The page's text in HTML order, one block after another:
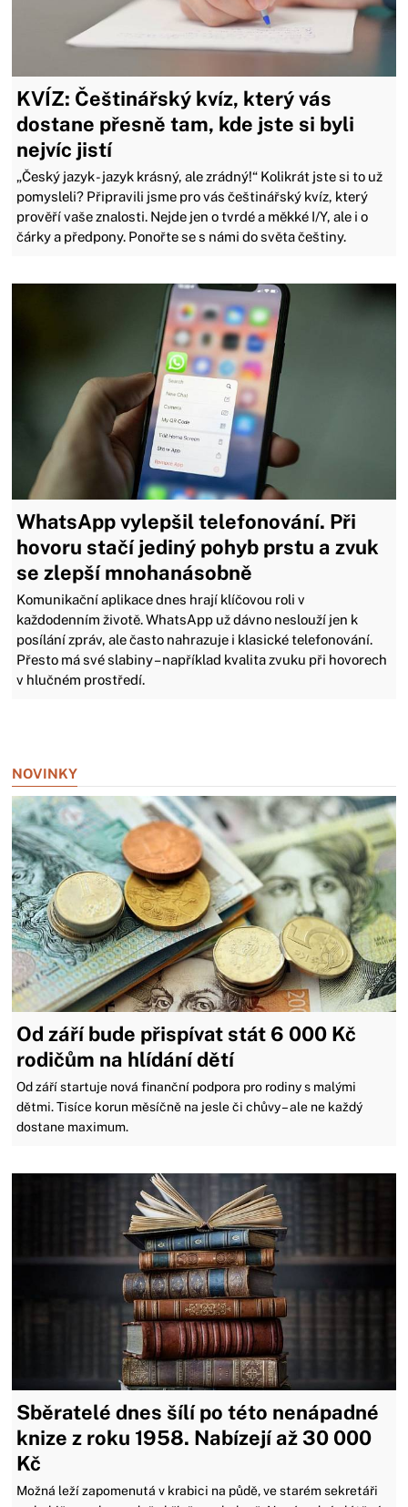
KVÍZ: Češtinářský kvíz, který vás
dostane přesně tam, kde jste si byli
nejvíc jistí
„Český jazyk - jazyk krásný, ale zrádný!“ Kolikrát jste si to už
pomysleli? Připravili jsme pro vás češtinářský kvíz, který
prověří vaše znalosti. Nejde jen o tvrdé a měkké I/Y, ale i o
čárky a předpony. Ponořte se s námi do světa češtiny.
WhatsApp vylepšil telefonování. Při
hovoru stačí jediný pohyb prstu a zvuk
se zlepší mnohanásobně
Komunikační aplikace dnes hrají klíčovou roli v
každodenním životě. WhatsApp už dávno neslouží jen k
posílání zpráv, ale často nahrazuje i klasické telefonování.
Přesto má své slabiny – například kvalita zvuku při hovorech
v hlučném prostředí.
NOVINKY
Od září bude přispívat stát 6 000 Kč
rodičům na hlídání dětí
Od září startuje nová finanční podpora pro rodiny s malými
dětmi. Tisíce korun měsíčně na jesle či chůvy – ale ne každý
dostane maximum.
Sběratelé dnes šílí po této nenápadné
knize z roku 1958. Nabízejí až 30 000
Kč
Možná leží zapomenutá v krabici na půdě, ve starém sekretáři